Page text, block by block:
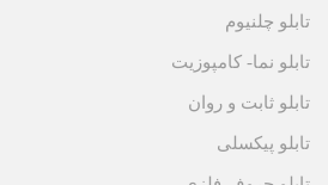
تابلو چلنیوم
تابلو نما- کامپوزیت
تابلو ثابت و روان
تابلو پیکسلی